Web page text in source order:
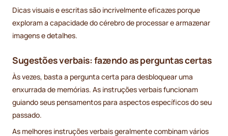
Dicas visuais e escritas são incrivelmente eficazes porque
exploram a capacidade do cérebro de processar e armazenar
imagens e detalhes.
Sugestões verbais: fazendo as perguntas certas
Às vezes, basta a pergunta certa para desbloquear uma
enxurrada de memórias. As instruções verbais funcionam
guiando seus pensamentos para aspectos específicos do seu
passado.
As melhores instruções verbais geralmente combinam vários